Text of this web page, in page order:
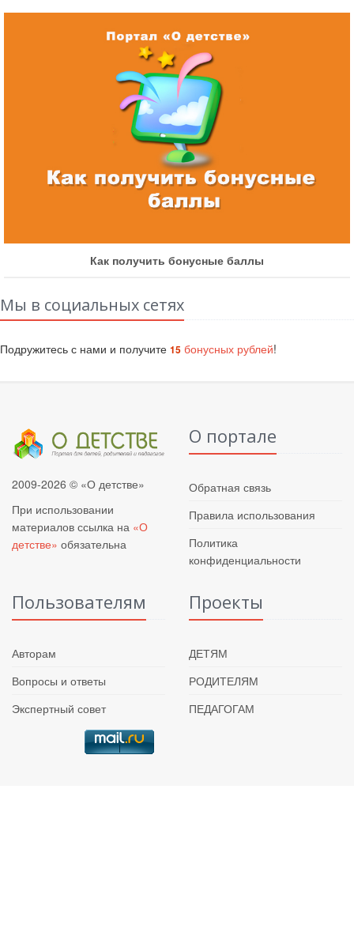
Как получить бонусные баллы
Мы в социальных сетях
Подружитесь с нами и получите 15 бонусных рублей!
2009-2026 © «О детстве»
При использовании
материалов ссылка на «О
детстве» обязательна
О портале
Обратная связь
Правила использования
Политика
конфиденциальности
Пользователям
Авторам
Вопросы и ответы
Экспертный совет
Проекты
ДЕТЯМ
РОДИТЕЛЯМ
ПЕДАГОГАМ